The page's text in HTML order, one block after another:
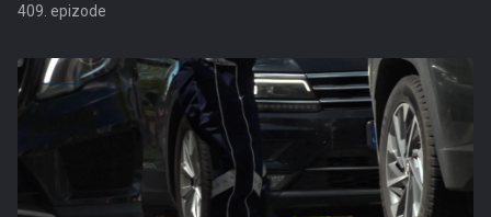
409. epizode